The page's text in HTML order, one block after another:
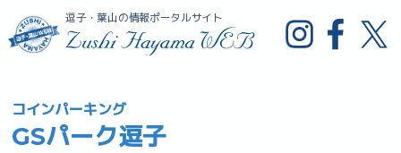
逗子・葉山の情報ポータルサイト
コインパーキング
GSパーク逗子